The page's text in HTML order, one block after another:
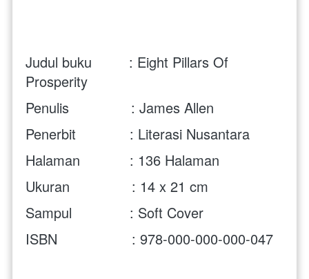
Judul buku         : Eight Pillars Of
Prosperity
Penulis               : James Allen
Penerbit             : Literasi Nusantara
Halaman            : 136 Halaman
Ukuran               : 14 x 21 cm
Sampul              : Soft Cover
ISBN                  : 978-000-000-000-047